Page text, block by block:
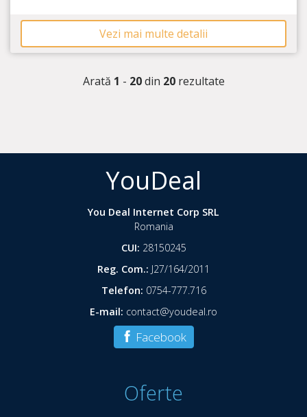
Vezi mai multe detalii
Arată 1 - 20din 20rezultate
YouDeal
You Deal Internet Corp SRL
Romania
CUI: 28150245
Reg. Com.: J27/164/2011
Telefon: 0754-777.716
E-mail: contact@youdeal.ro
Facebook
Oferte